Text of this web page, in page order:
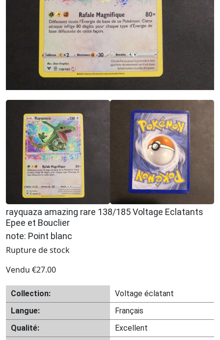
rayquaza amazing rare 138/185 Voltage Eclatants
Epee et Bouclier
note: Point blanc
Rupture de stock
Vendu €27.00
Collection:
Voltage éclatant
Langue:
Français
Qualité:
Excellent